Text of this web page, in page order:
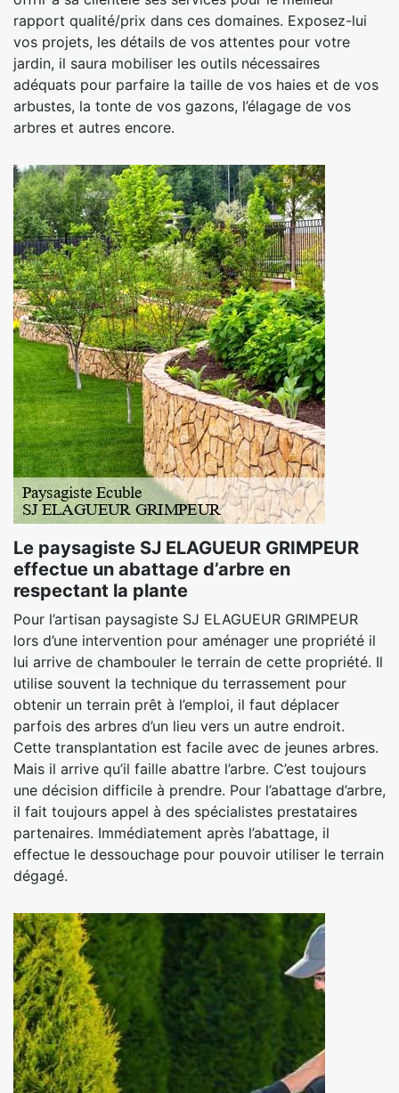
rapport qualité/prix dans ces domaines. Exposez-lui
vos projets, les détails de vos attentes pour votre
jardin, il saura mobiliser les outils nécessaires
adéquats pour parfaire la taille de vos haies et de vos
arbustes, la tonte de vos gazons, l’élagage de vos
arbres et autres encore.
Le paysagiste SJ ELAGUEUR GRIMPEUR
effectue un abattage d’arbre en
respectant la plante
Pour l’artisan paysagiste SJ ELAGUEUR GRIMPEUR
lors d’une intervention pour aménager une propriété il
lui arrive de chambouler le terrain de cette propriété. Il
utilise souvent la technique du terrassement pour
obtenir un terrain prêt à l’emploi, il faut déplacer
parfois des arbres d’un lieu vers un autre endroit.
Cette transplantation est facile avec de jeunes arbres.
Mais il arrive qu’il faille abattre l’arbre. C’est toujours
une décision difficile à prendre. Pour l’abattage d’arbre,
il fait toujours appel à des spécialistes prestataires
partenaires. Immédiatement après l’abattage, il
effectue le dessouchage pour pouvoir utiliser le terrain
dégagé.